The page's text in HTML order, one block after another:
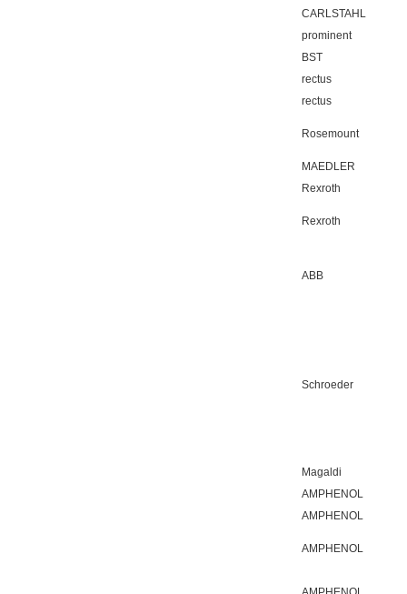
CARLSTAHL
prominent
BST
rectus
rectus
Rosemount
MAEDLER
Rexroth
Rexroth
ABB
Schroeder
Magaldi
AMPHENOL
AMPHENOL
AMPHENOL